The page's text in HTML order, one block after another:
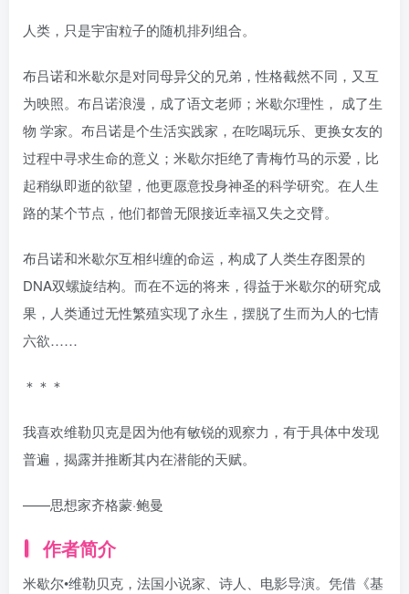
人类，只是宇宙粒子的随机排列组合。
布吕诺和米歇尔是对同母异父的兄弟，性格截然不同，又互
为映照。布吕诺浪漫，成了语文老师；米歇尔理性， 成了生
物 学家。布吕诺是个生活实践家，在吃喝玩乐、更换女友的
过程中寻求生命的意义；米歇尔拒绝了青梅竹马的示爱，比
起稍纵即逝的欲望，他更愿意投身神圣的科学研究。在人生
路的某个节点，他们都曾无限接近幸福又失之交臂。
布吕诺和米歇尔互相纠缠的命运，构成了人类生存图景的
DNA双螺旋结构。而在不远的将来，得益于米歇尔的研究成
果，人类通过无性繁殖实现了永生，摆脱了生而为人的七情
六欲……
＊＊＊
我喜欢维勒贝克是因为他有敏锐的观察力，有于具体中发现
普遍，揭露并推断其内在潜能的天赋。
——思想家齐格蒙·鲍曼
作者简介
米歇尔•维勒贝克，法国小说家、诗人、电影导演。凭借《基